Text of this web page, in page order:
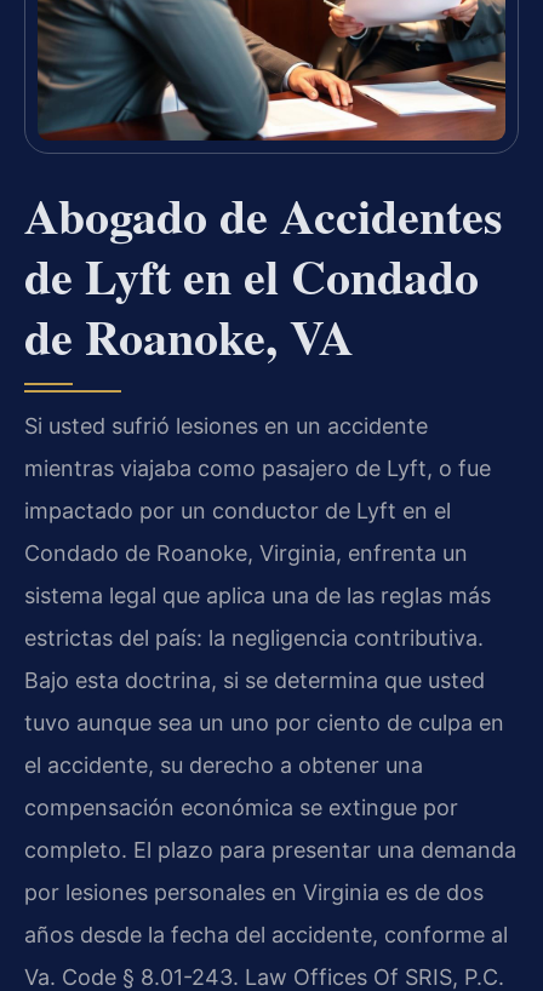
Abogado de Accidentes
de Lyft en el Condado
de Roanoke, VA
Si usted sufrió lesiones en un accidente
mientras viajaba como pasajero de Lyft, o fue
impactado por un conductor de Lyft en el
Condado de Roanoke, Virginia, enfrenta un
sistema legal que aplica una de las reglas más
estrictas del país: la negligencia contributiva.
Bajo esta doctrina, si se determina que usted
tuvo aunque sea un uno por ciento de culpa en
el accidente, su derecho a obtener una
compensación económica se extingue por
completo. El plazo para presentar una demanda
por lesiones personales en Virginia es de dos
años desde la fecha del accidente, conforme al
Va. Code § 8.01-243. Law Offices Of SRIS, P.C.